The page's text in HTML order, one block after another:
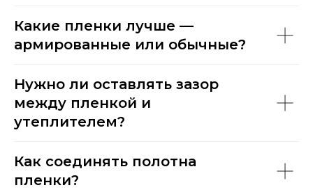
Какие пленки лучше —
армированные или обычные?
Нужно ли оставлять зазор
между пленкой и
утеплителем?
Как соединять полотна
пленки?
НАШИ